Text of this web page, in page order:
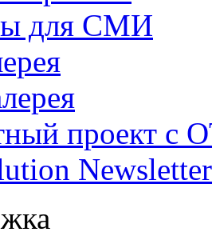
для СМИ
проект с
Newsletter